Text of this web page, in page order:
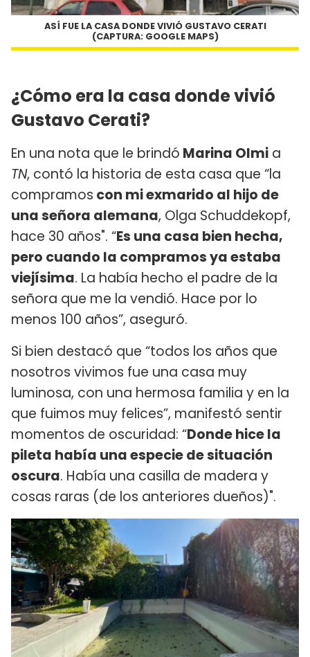
ASÍ FUE LA CASA DONDE VIVIÓ GUSTAVO CERATI
(CAPTURA: GOOGLE MAPS)
¿Cómo era la casa donde vivió
Gustavo Cerati?
En una nota que le brindó Marina Olmi a
TN, contó la historia de esta casa que “la
compramos con mi exmarido al hijo de
una señora alemana, Olga Schuddekopf,
hace 30 años". “Es una casa bien hecha,
pero cuando la compramos ya estaba
viejísima. La había hecho el padre de la
señora que me la vendió. Hace por lo
menos 100 años”, aseguró.
Si bien destacó que “todos los años que
nosotros vivimos fue una casa muy
luminosa, con una hermosa familia y en la
que fuimos muy felices”, manifestó sentir
momentos de oscuridad: “Donde hice la
pileta había una especie de situación
oscura. Había una casilla de madera y
cosas raras (de los anteriores dueños)".